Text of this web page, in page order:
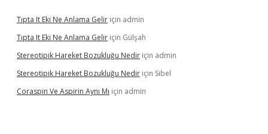
Tıpta It Eki Ne Anlama Gelir için admin
Tıpta It Eki Ne Anlama Gelir için Gülşah
Stereotipik Hareket Bozukluğu Nedir için admin
Stereotipik Hareket Bozukluğu Nedir için Sibel
Coraspin Ve Aspirin Aynı Mı için admin